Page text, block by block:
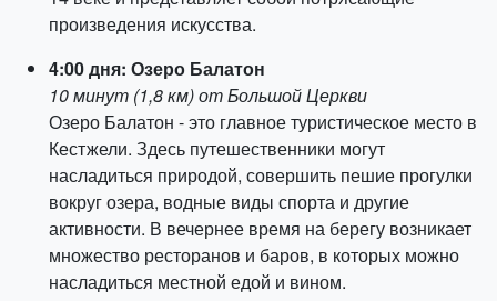
произведения искусства.
4:00 дня: Озеро Балатон
10 минут (1,8 км) от Большой Церкви
Озеро Балатон - это главное туристическое место в
Кестжели. Здесь путешественники могут
насладиться природой, совершить пешие прогулки
вокруг озера, водные виды спорта и другие
активности. В вечернее время на берегу возникает
множество ресторанов и баров, в которых можно
насладиться местной едой и вином.